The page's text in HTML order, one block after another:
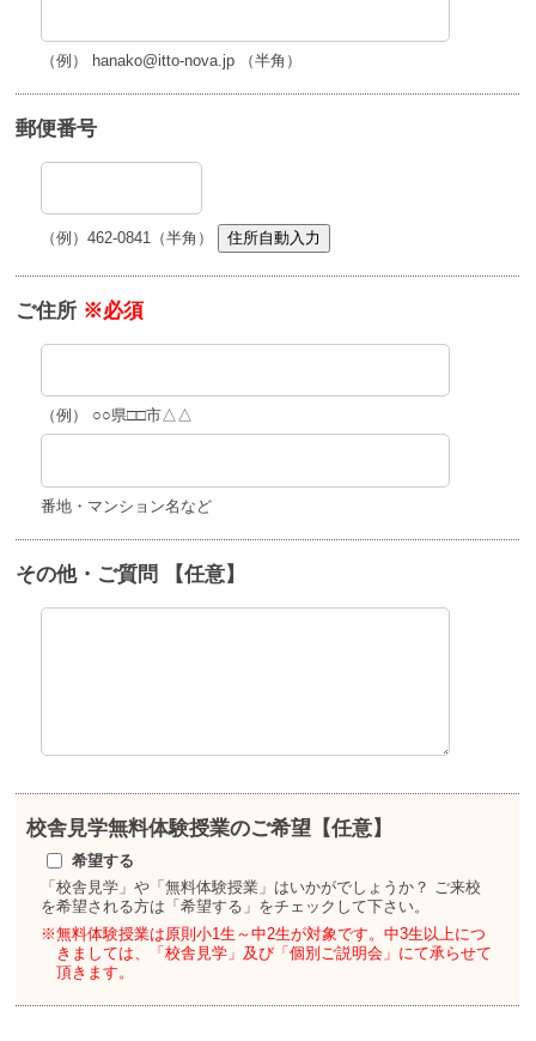
（例） hanako@itto-nova.jp （半角）
郵便番号
（例）462-0841（半角） 住所自動入力
ご住所 ※必須
（例） ○○県□□市△△
番地・マンション名など
その他・ご質問 【任意】
校舎見学無料体験授業のご希望【任意】
希望する
「校舎見学」や「無料体験授業」はいかがでしょうか？ ご来校
を希望される方は「希望する」をチェックして下さい。
※無料体験授業は原則小1生～中2生が対象です。中3生以上につ
きましては、「校舎見学」及び「個別ご説明会」にて承らせて
頂きます。